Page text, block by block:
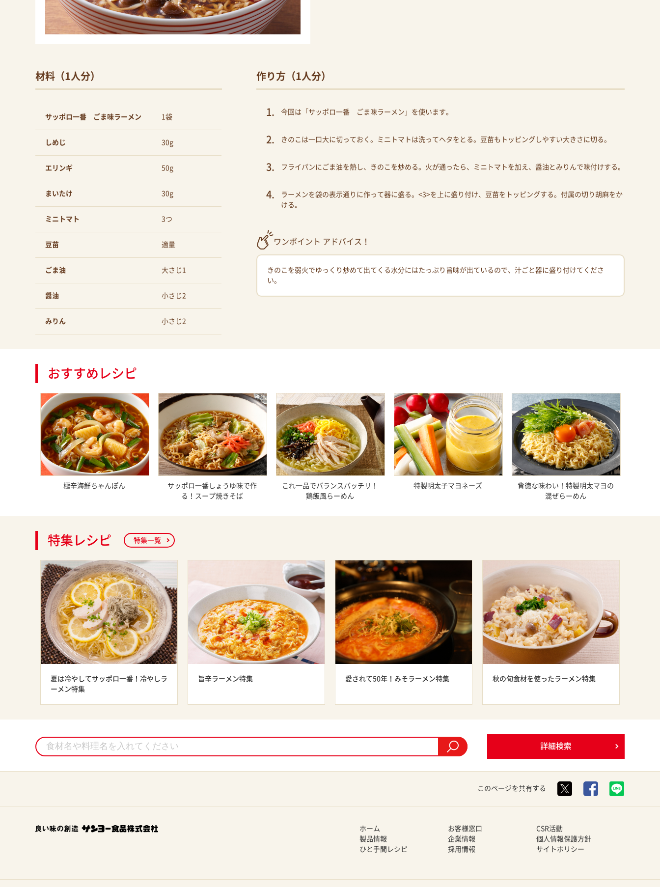
材料（1人分）
サッポロ一番 ごま味ラーメン 1袋
しめじ 30g
エリンギ 50g
まいたけ 30g
ミニトマト 3つ
豆苗 適量
ごま油 大さじ1
醤油 小さじ2
みりん 小さじ2
作り方（1人分）
今回は「サッポロ一番 ごま味ラーメン」を使います。
きのこは一口大に切っておく。ミニトマトは洗ってヘタをとる。豆苗もトッピングしやすい大きさに切る。
フライパンにごま油を熱し、きのこを炒める。火が通ったら、ミニトマトを加え、醤油とみりんで味付けする。
ラーメンを袋の表示通りに作って器に盛る。<3>を上に盛り付け、豆苗をトッピングする。付属の切り胡麻をか
ける。
ワンポイント アドバイス！
きのこを弱火でゆっくり炒めて出てくる水分にはたっぷり旨味が出ているので、汁ごと器に盛り付けてくださ
い。
おすすめレシピ
極辛海鮮ちゃんぽん
サッポロ一番しょうゆ味で作
る！スープ焼きそば
これ一品でバランスバッチリ！
鶏飯風らーめん
特製明太子マヨネーズ
背徳な味わい！特製明太マヨの
混ぜらーめん
特集レシピ 特集一覧
夏は冷やしてサッポロ一番！冷やしラ
ーメン特集
旨辛ラーメン特集 愛されて50年！みそラーメン特集 秋の旬食材を使ったラーメン特集
詳細検索
このページを共有する
ホーム
製品情報
ひと手間レシピ
お客様窓口
企業情報
採用情報
CSR活動
個人情報保護方針
サイトポリシー